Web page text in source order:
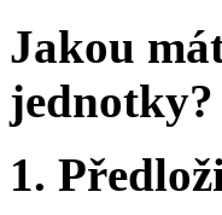
Jakou
jednotky?
1.